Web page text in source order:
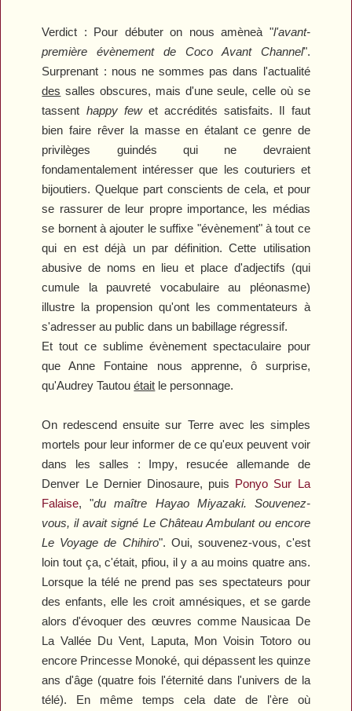
Verdict : Pour débuter on nous amèneà "l'avant-
première évènement de Coco Avant Channel".
Surprenant : nous ne sommes pas dans l'actualité
des salles obscures, mais d'une seule, celle où se
tassent happy few et accrédités satisfaits. Il faut
bien faire rêver la masse en étalant ce genre de
privilèges guindés qui ne devraient
fondamentalement intéresser que les couturiers et
bijoutiers. Quelque part conscients de cela, et pour
se rassurer de leur propre importance, les médias
se bornent à ajouter le suffixe "évènement" à tout ce
qui en est déjà un par définition. Cette utilisation
abusive de noms en lieu et place d'adjectifs (qui
cumule la pauvreté vocabulaire au pléonasme)
illustre la propension qu'ont les commentateurs à
s'adresser au public dans un babillage régressif.
Et tout ce sublime évènement spectaculaire pour
que Anne Fontaine nous apprenne, ô surprise,
qu'Audrey Tautouétait le personnage.
On redescend ensuite sur Terre avec les simples
mortels pour leur informer de ce qu'eux peuvent voir
dans les salles : Impy, resucée allemande de
Denver Le Dernier Dinosaure, puis Ponyo Sur La
Falaise, "du maître Hayao Miyazaki. Souvenez-
vous, il avait signé Le Château Ambulantou encore
Le Voyage de Chihiro". Oui, souvenez-vous, c'est
loin tout ça, c'était, pfiou, il y a au moins quatre ans.
Lorsque la télé ne prend pas ses spectateurs pour
des enfants, elle les croit amnésiques, et se garde
alors d'évoquer des œuvres comme Nausicaa De
La Vallée Du Vent, Laputa, Mon Voisin Totoroou
encore Princesse Monoké, qui dépassent les quinze
ans d'âge (quatre fois l'éternité dans l'univers de la
télé). En même temps cela date de l'ère où